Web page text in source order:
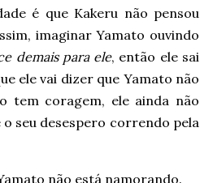
é que Kakeru não pensou
imaginar Yamato ouvindo
demais para ele, então ele sai
ele vai dizer que Yamato não
tem coragem, ele ainda não
seu desespero correndo pela
não está namorando.